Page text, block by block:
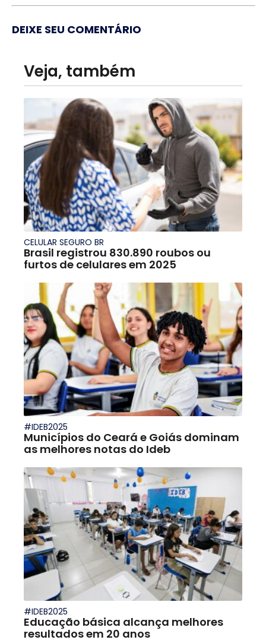
DEIXE SEU COMENTÁRIO
Veja, também
CELULAR SEGURO BR
Brasil registrou 830.890 roubos ou
furtos de celulares em 2025
#IDEB2025
Municípios do Ceará e Goiás dominam
as melhores notas do Ideb
#IDEB2025
Educação básica alcança melhores
resultados em 20 anos